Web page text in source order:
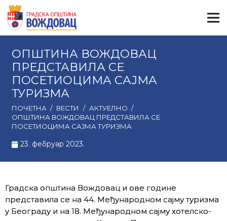
ОПШТИНА ВОЖДОВАЦ
ПРЕДСТАВИЛА СЕ
ПОСЕТИОЦИМА САЈМА
ТУРИЗМА
ПОЧЕТНА / ВЕСТИ / АКТУЕЛНО /
ОПШТИНА ВОЖДОВАЦ ПРЕДСТАВИЛА СЕ
ПОСЕТИОЦИМА САЈМА ТУРИЗМА
23. фебруар 2023.
Градска општина Вождовац и ове године
представила се на 44. Међународном сајму туризма
у Београду и на 18. Међународном сајму хотелско-